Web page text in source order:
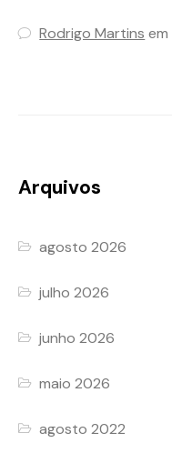
Rodrigo Martins em
Arquivos
agosto 2026
julho 2026
junho 2026
maio 2026
agosto 2022